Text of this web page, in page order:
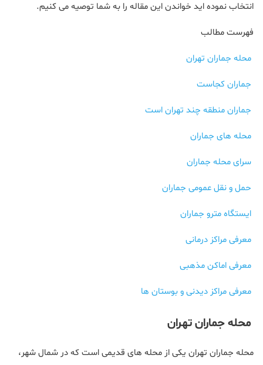
انتخاب نموده اید خواندن این مقاله را به شما توصیه می کنیم.
فهرست مطالب
محله جماران تهران
جماران کجاست
جماران منطقه چند تهران است
محله های جماران
سرای محله جماران
حمل و نقل عمومی جماران
ایستگاه مترو جماران
معرفی مراکز درمانی
معرفی اماکن مذهبی
معرفی مراکز دیدنی و بوستان ها
محله جماران تهران
محله جماران تهران یکی از محله های قدیمی است که در شمال شهر،